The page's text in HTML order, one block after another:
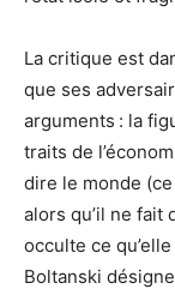
La critique est
que ses
arguments : la
traits de
dire le monde
alors qu’il ne
occulte ce
Boltanski